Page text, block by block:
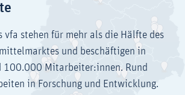
vfa stehen für mehr als die Hälfte des
und beschäftigen in
100.000 Mitarbeiter:innen. Rund
in Forschung und Entwicklung.